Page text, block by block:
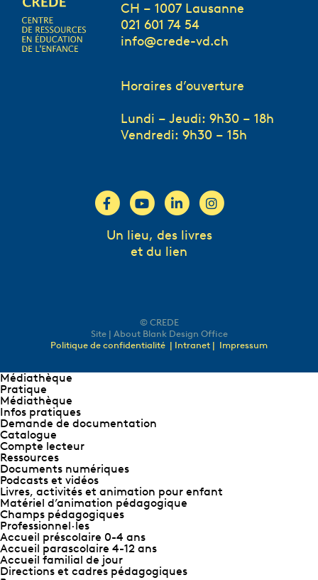
CH – 1007 Lausanne
021 601 74 54
info@crede-vd.ch
Horaires d’ouverture
Lundi – Jeudi: 9h30 – 18h
Vendredi: 9h30 – 15h
Un lieu, des livres
et du lien
© CREDE
Site | About Blank Design Office
Politique de confidentialité | Intranet | Impressum
Médiathèque
Pratique
Médiathèque
Infos pratiques
Demande de documentation
Catalogue
Compte lecteur
Ressources
Documents numériques
Podcasts et vidéos
Livres, activités et animation pour enfant
Matériel d’animation pédagogique
Champs pédagogiques
Professionnel∙les
Accueil préscolaire 0-4 ans
Accueil parascolaire 4-12 ans
Accueil familial de jour
Directions et cadres pédagogiques